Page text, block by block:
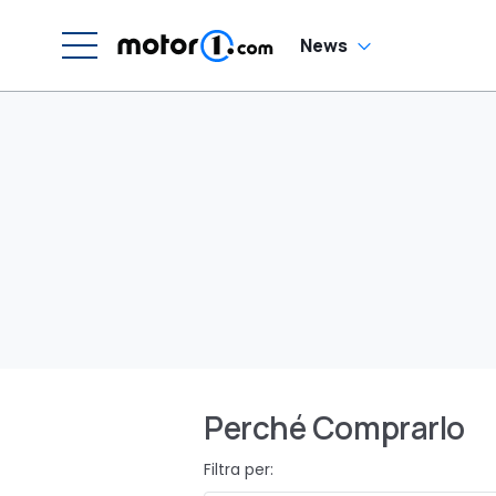
News
Perché Comprarlo
Filtra per: